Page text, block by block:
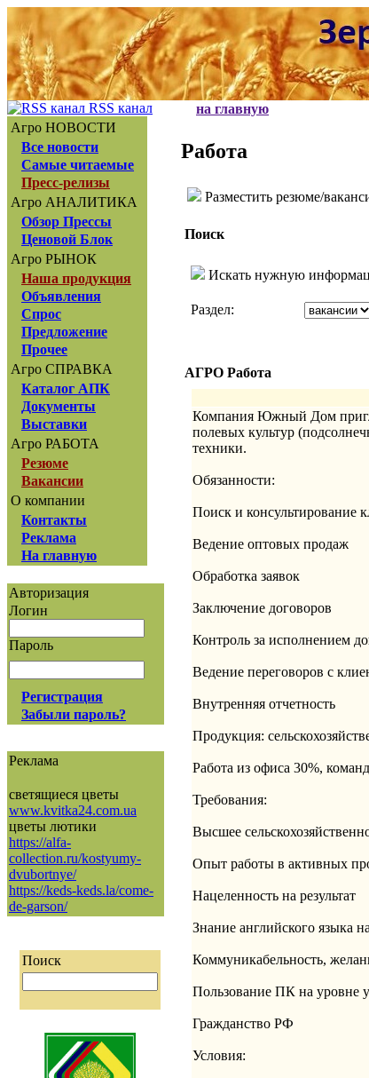
RSS канал
Агро НОВОСТИ
Все новости
Самые читаемые
Пресс-релизы
Агро АНАЛИТИКА
Обзор Прессы
Ценовой Блок
Агро РЫНОК
Наша продукция
Объявления
Спрос
Предложение
Прочее
Агро СПРАВКА
Каталог АПК
Документы
Выставки
Агро РАБОТА
Резюме
Вакансии
О компании
Контакты
Реклама
На главную
Авторизация
Логин
Пароль
Регистрация
Забыли пароль?
Реклама
светящиеся цветы
www.kvitka24.com.ua
цветы лютики
https://alfa-
collection.ru/kostyumy-
dvubortnye/
https://keds-keds.la/come-
de-garson/
Поиск
на главную
Работа
Разместить резюме/
Поиск
Искать нужную
Раздел:
АГРО Работа
Компания Южный Дом
полевых культур
техники.
Обязанности:
Поиск и консультирование
Ведение оптовых продаж
Обработка заявок
Заключение договоров
Контроль за исполнением
Ведение переговоров с
Внутренняя отчетность
Продукция:
Работа из офиса 30%,
Требования:
Высшее
Опыт работы в активных
Нацеленность на результат
Знание английского языка
Коммуникабельность,
Пользование ПК на уровне
Гражданство РФ
Условия: